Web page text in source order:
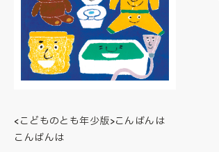
<こどものとも年少版>こんばんは
こんばんは